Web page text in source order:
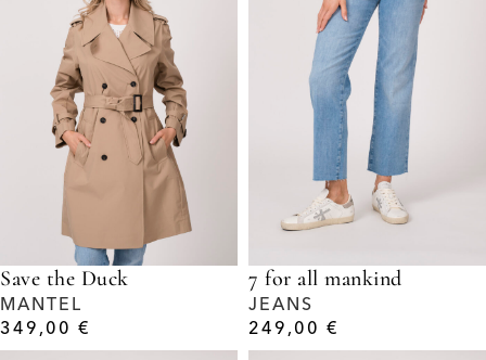
Save the Duck
MANTEL
349,00 €
7 for all mankind
JEANS
249,00 €